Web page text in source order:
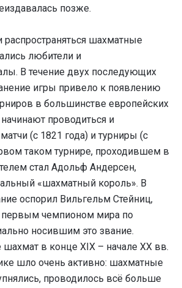
позже.
распространяться шахматные
любители и
В течение двух последующих
игры привело к появлению
в большинстве европейских
проводиться и
(с 1821 года) и турниры (с
таком турнире, проходившем в
стал Адольф Андерсен,
«шахматный король». В
оспорил Вильгельм Стейниц,
первым чемпионом мира по
носившим это звание.
в конце XIX – начале XX вв.
шло очень активно: шахматные
проводилось всё больше